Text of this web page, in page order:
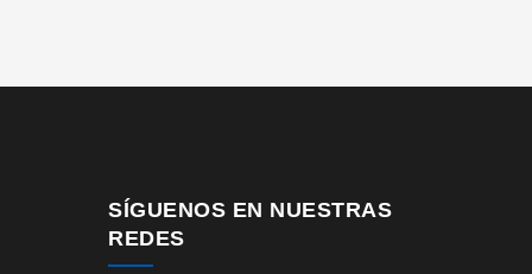
SÍGUENOS EN NUESTRAS
REDES